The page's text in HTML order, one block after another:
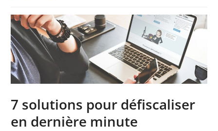
7 solutions pour défiscaliser
en dernière minute